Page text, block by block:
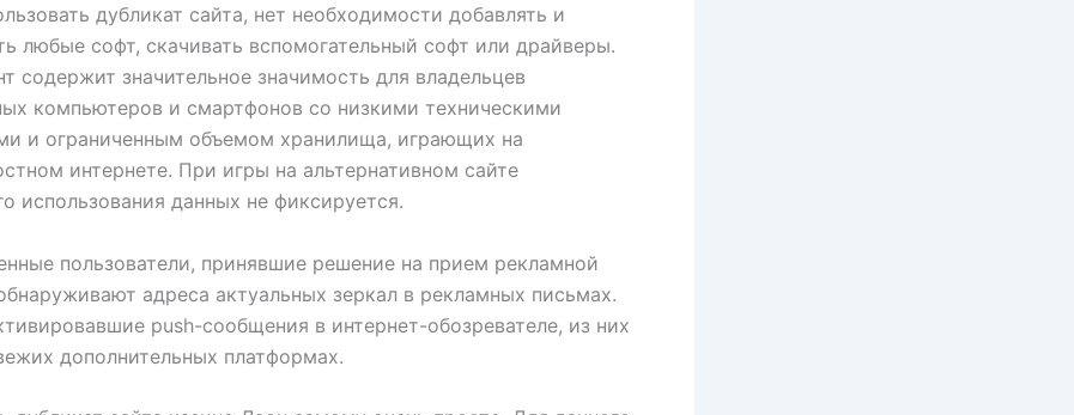
дубликат сайта, нет необходимости добавлять и
любые софт, скачивать вспомогательный софт или драйверы.
содержит значительное значимость для владельцев
компьютеров и смартфонов со низкими техническими
и ограниченным объемом хранилища, играющих на
интернете. При игры на альтернативном сайте
использования данных не фиксируется.
пользователи, принявшие решение на прием рекламной
адреса актуальных зеркал в рекламных письмах.
push-сообщения в интернет-обозревателе, из них
дополнительных платформах.